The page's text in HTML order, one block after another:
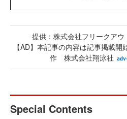
提供：株式会社フリークア
【AD】本記事の内容は記事掲載
作 株式会社翔泳社
Special Contents